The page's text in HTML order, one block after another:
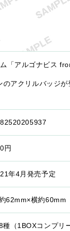
「アルゴナビス
アクリルバッジが
円
年4月発売予定
62mm×横約60mm
種（1BOXコンプリ